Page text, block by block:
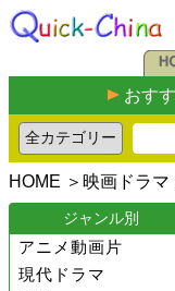
おす
HOME ＞ 映画ドラマ
ジャンル別
アニメ動画片
現代ドラマ